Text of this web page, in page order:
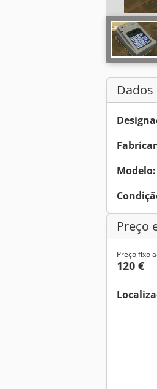
Modelo:
Preço
Preço fixo
120 €